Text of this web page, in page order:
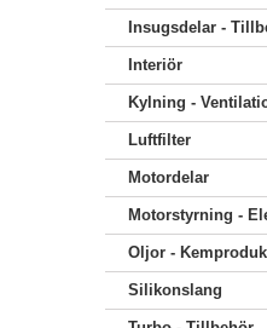
Insugsdelar -
Interiör
Kylning -
Luftfilter
Motordelar
Motorstyrning -
Oljor -
Silikonslang